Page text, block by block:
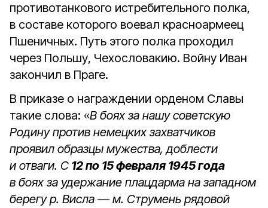
противотанкового истребительного полка,
в составе которого воевал красноармеец
Пшеничных. Путь этого полка проходил
через Польшу, Чехословакию. Войну Иван
закончил в Праге.
В приказе о награждении орденом Славы
такие слова: «В боях за нашу советскую
Родину против немецких захватчиков
проявил образцы мужества, доблести
и отваги. С 12 по 15 февраля 1945 года
в боях за удержание плацдарма на западном
берегу р. Висла — м. Струмень рядовой